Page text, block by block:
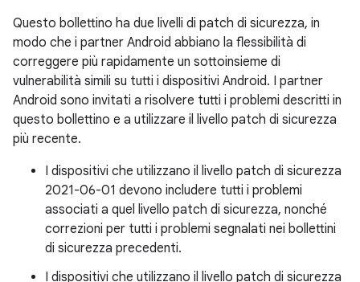
Questo bollettino ha due livelli di patch di sicurezza, in
modo che i partner Android abbiano la flessibilità di
correggere più rapidamente un sottoinsieme di
vulnerabilità simili su tutti i dispositivi Android. I partner
Android sono invitati a risolvere tutti i problemi descritti in
questo bollettino e a utilizzare il livello patch di sicurezza
più recente.
I dispositivi che utilizzano il livello patch di sicurezza
2021-06-01 devono includere tutti i problemi
associati a quel livello patch di sicurezza, nonché
correzioni per tutti i problemi segnalati nei bollettini
di sicurezza precedenti.
I dispositivi che utilizzano il livello patch di sicurezza